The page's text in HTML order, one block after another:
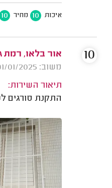
איכות 10 מחיר 10
אור בלאו, רמת
משוב: 01/01/2025
תיאור השירות:
התקנת סורגים
10